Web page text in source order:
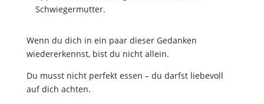
Schwiegermutter.
Wenn du dich in ein paar dieser Gedanken
wiedererkennst, bist du nicht allein.
Du musst nicht perfekt essen – du darfst liebevoll
auf dich achten.